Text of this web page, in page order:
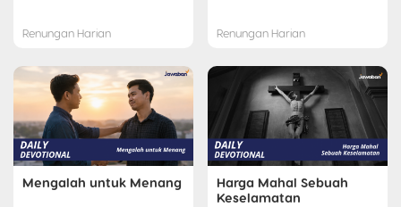
Renungan Harian Renungan Harian
Mengalah untuk Menang
Harga Mahal Sebuah
Keselamatan